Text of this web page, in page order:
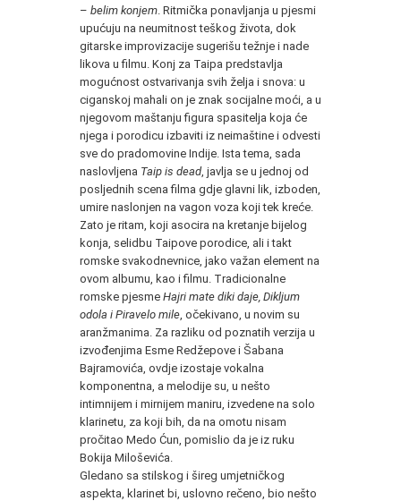
– belim konjem . Ritmička ponavljanja u pjesmi
upućuju na neumitnost teškog života, dok
gitarske improvizacije sugerišu težnje i nade
likova u filmu. Konj za Taipa predstavlja
mogućnost ostvarivanja svih želja i snova: u
ciganskoj mahali on je znak socijalne moći, a u
njegovom maštanju figura spasitelja koja će
njega i porodicu izbaviti iz neimaštine i odvesti
sve do pradomovine Indije. Ista tema, sada
naslovljena Taip is dead, javlja se u jednoj od
posljednih scena filma gdje glavni lik, izboden,
umire naslonjen na vagon voza koji tek kreće.
Zato je ritam, koji asocira na kretanje bijelog
konja, selidbu Taipove porodice, ali i takt
romske svakodnevnice, jako važan element na
ovom albumu, kao i filmu. Tradicionalne
romske pjesme Hajri mate diki daje, Dikljum
odola i Piravelo mile , očekivano, u novim su
aranžmanima. Za razliku od poznatih verzija u
izvođenjima Esme Redžepove i Šabana
Bajramovića, ovdje izostaje vokalna
komponentna, a melodije su, u nešto
intimnijem i mirnijem maniru, izvedene na solo
klarinetu, za koji bih, da na omotu nisam
pročitao Medo Ćun, pomislio da je iz ruku
Bokija Miloševića.
Gledano sa stilskog i šireg umjetničkog
aspekta, klarinet bi, uslovno rečeno, bio nešto